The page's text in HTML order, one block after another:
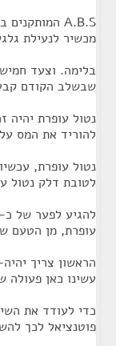
מכשיר לנעילת
בלימה. וצעד
שבשלב הקודם
להוריד את המס
נטול עופרת,
לטובת דלק נטול
עופרת, מן הטעם
הראשון צריך
עשינו כאן פעולה
כדי לעודד את
פוטנציאל לכך